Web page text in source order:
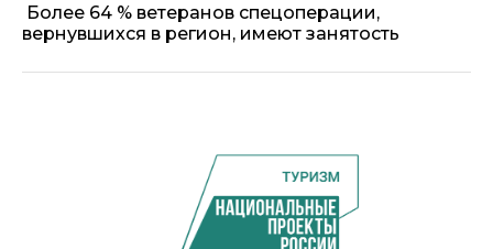
Более 64 % ветеранов спецоперации,
вернувшихся в регион, имеют занятость